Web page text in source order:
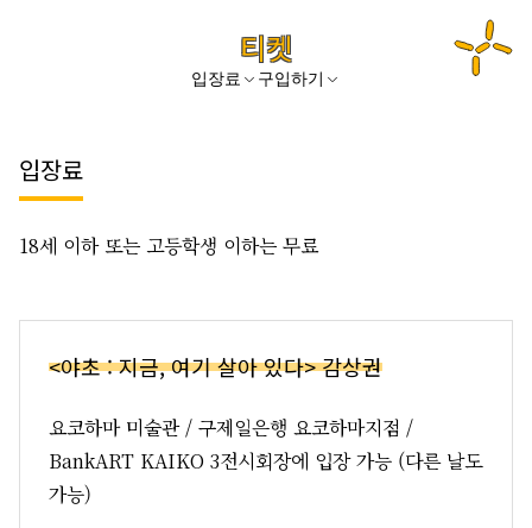
티켓
입장료 구입하기
입장료
18세 이하 또는 고등학생 이하는 무료
<야초 : 지금, 여기 살아 있다> 감상권
요코하마 미술관 / 구제일은행 요코하마지점 /
BankART KAIKO 3전시회장에 입장 가능 (다른 날도
가능)